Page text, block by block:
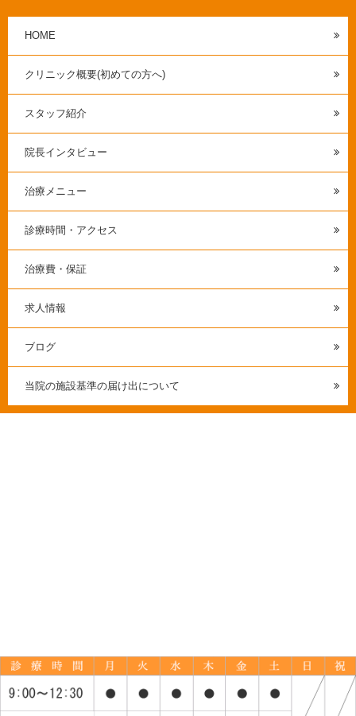
HOME
クリニック概要(初めての方へ)
スタッフ紹介
院長インタビュー
治療メニュー
診療時間・アクセス
治療費・保証
求人情報
ブログ
当院の施設基準の届け出について